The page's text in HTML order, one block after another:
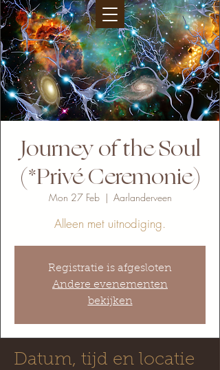
Journey of the Soul
(*Privé Ceremonie)
Mon 27 Feb
  |
Aarlanderveen
Alleen met uitnodiging.
Registratie is afgesloten
Andere evenementen
bekijken
Datum, tijd en locatie